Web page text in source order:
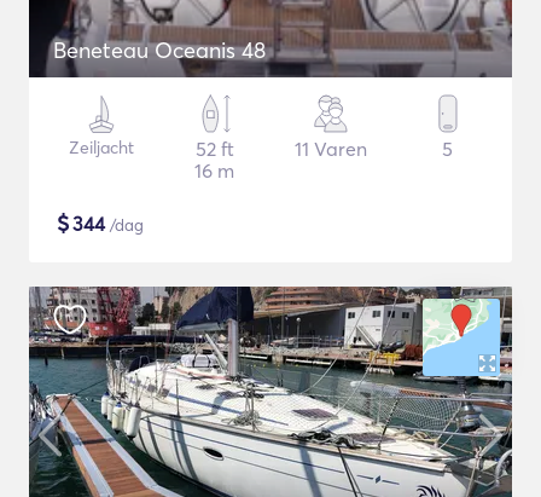
Beneteau Oceanis 48
Zeiljacht
52 ft
16 m
11 Varen 5
$344/dag